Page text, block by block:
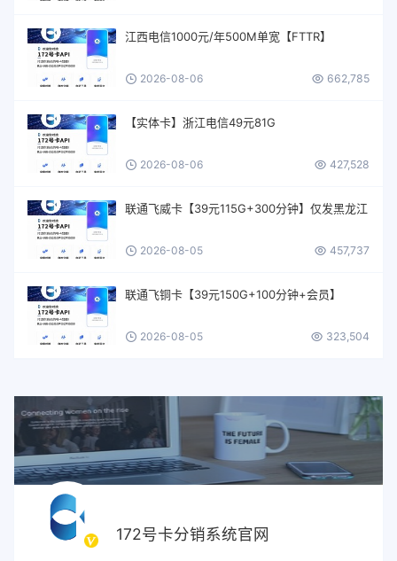
江西电信1000元/年500M单宽【FTTR】
2026-08-06 662,785
【实体卡】浙江电信49元81G
2026-08-06 427,528
联通飞威卡【39元115G+300分钟】仅发黑龙江
2026-08-05 457,737
联通飞铜卡【39元150G+100分钟+会员】
2026-08-05 323,504
172号卡分销系统官网